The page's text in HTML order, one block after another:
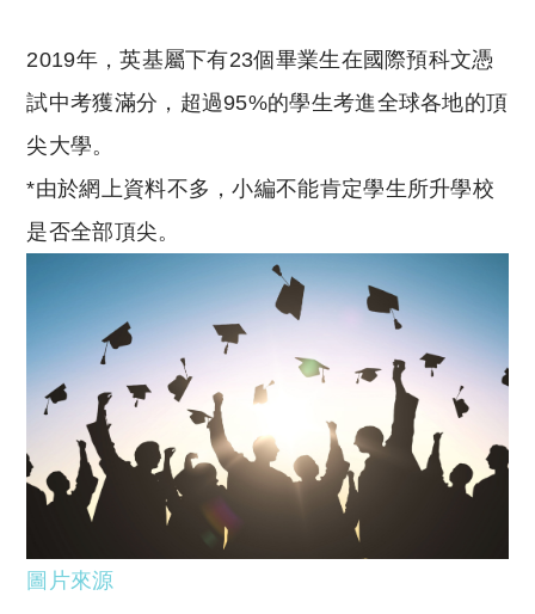
2019年，英基屬下有23個畢業生在國際預科文憑
試中考獲滿分，超過95%的學生考進全球各地的頂
尖大學。
*由於網上資料不多，小編不能肯定學生所升學校
是否全部頂尖。
圖片來源